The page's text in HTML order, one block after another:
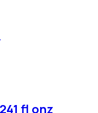
fl onz